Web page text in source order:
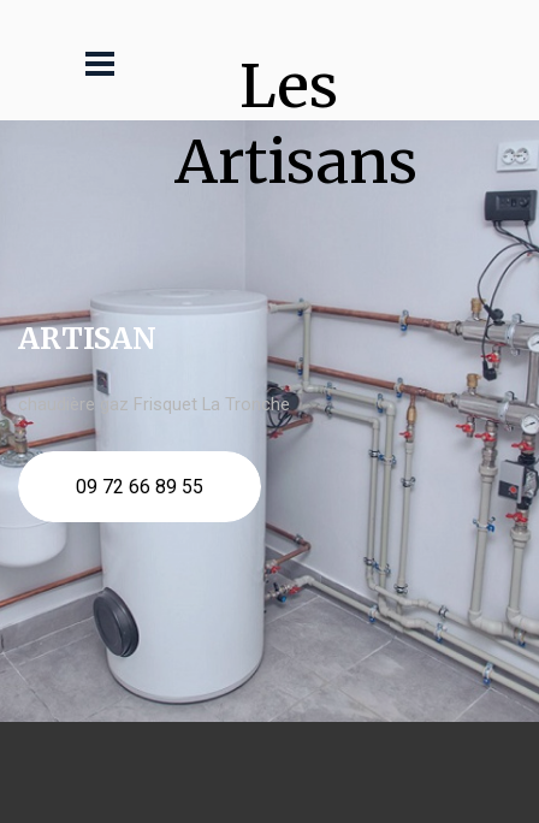
Les
Artisans
ARTISAN
chaudière gaz Frisquet La Tronche
09 72 66 89 55